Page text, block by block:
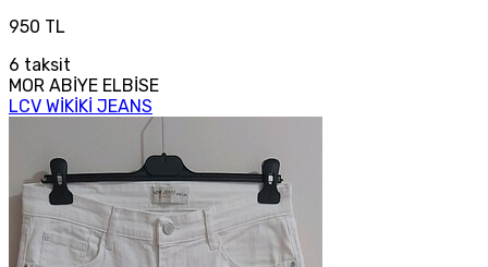
950 TL
6 taksit
MOR ABİYE ELBİSE
LCV WİKİKİ JEANS